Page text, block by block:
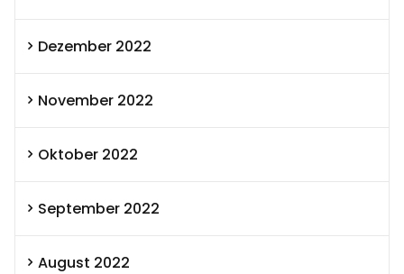
Dezember 2022
November 2022
Oktober 2022
September 2022
August 2022